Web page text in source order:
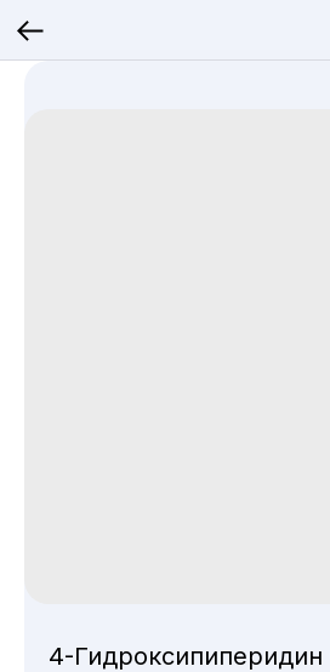
4-Гидроксипиперидин